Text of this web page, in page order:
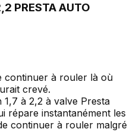
continuer à rouler là où
crevé.
à 2,2 à valve Presta
répare instantanément les
continuer à rouler malgré